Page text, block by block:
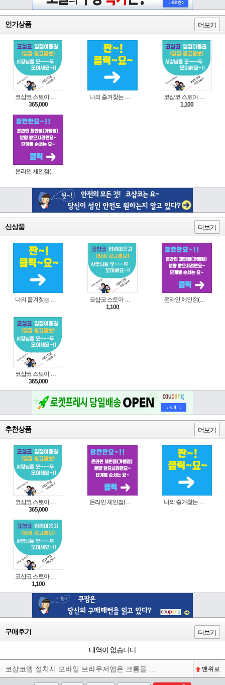
인기상품 더보기
365,000
1,100
온라인 체인점(가맹점) 분양순서(필독)
신상품 더보기
나의 즐겨찾는 상품 리스트로 편리하게 주문하세요~(쿠팡 다이나믹 배너)
코샵코 스토아 입점 1일 이용권
1,100
온라인 체인점(가맹점) 분양순서(필독)
코샵코 스토아 입점 1년 이용권
365,000
추천상품 더보기
코샵코 스토아 입점 1년 이용권
365,000
온라인 체인점(가맹점) 분양순서(필독) 나의 즐겨찾는 상품 리스트로 편리하게 주문하세요~(쿠팡 다이나믹 배너)
코샵코 스토아 입점 1일 이용권
1,100
구매후기 더보기
내역이 없습니다
코샵코앱 설치시 모바일 브라우저앱은 크롬을 권장합니다^^ 맨위로